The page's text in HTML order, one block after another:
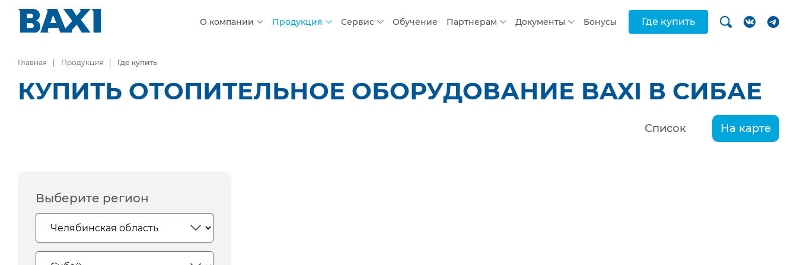
О компании Продукция Сервис Обучение Партнерам Документы Бонусы Где купить
Главная Продукция Где купить
КУПИТЬ ОТОПИТЕЛЬНОЕ ОБОРУДОВАНИЕ BAXI В СИБАЕ
Список На карте
Выберите регион